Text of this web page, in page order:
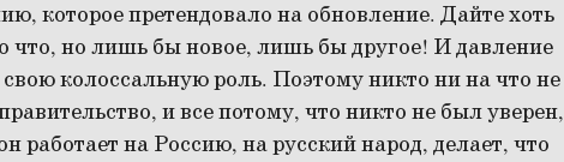
которое претендовало на обновление. Дайте хоть
что, но лишь бы новое, лишь бы другое! И давление
колоссальную роль. Поэтому никто ни на что не
и все потому, что никто не был уверен,
работает на Россию, на русский народ, делает, что